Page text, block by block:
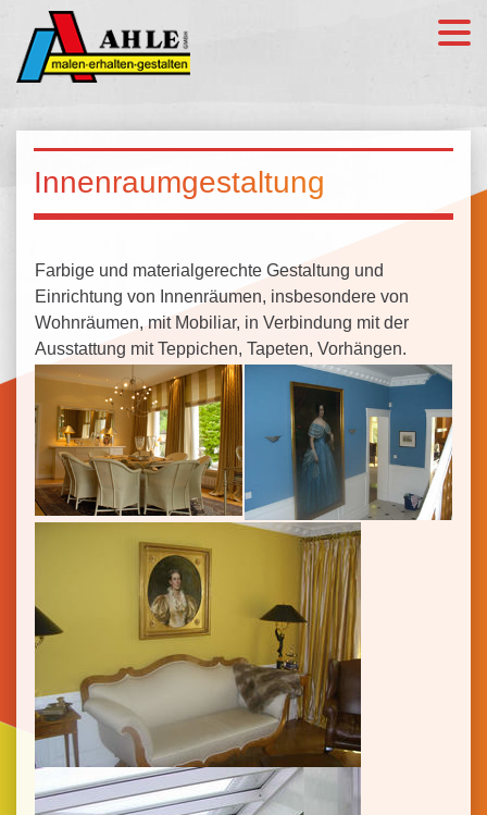
Innenraumgestaltung
Farbige und materialgerechte Gestaltung und
Einrichtung von Innenräumen, insbesondere von
Wohnräumen, mit Mobiliar, in Verbindung mit der
Ausstattung mit Teppichen, Tapeten, Vorhängen.